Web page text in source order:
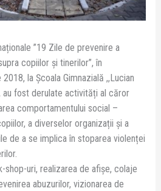
”19 Zile de prevenire a
copiilor și tinerilor”, în
la Școala Gimnazială ,,Lucian
au fost derulate activități al căror
comportamentului social –
a diverselor organizații și a
de a se implica în stoparea violenței
shop-uri, realizarea de afișe, colaje
abuzurilor, vizionarea de